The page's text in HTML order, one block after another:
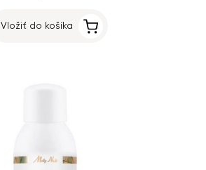
Vložiť do košíka